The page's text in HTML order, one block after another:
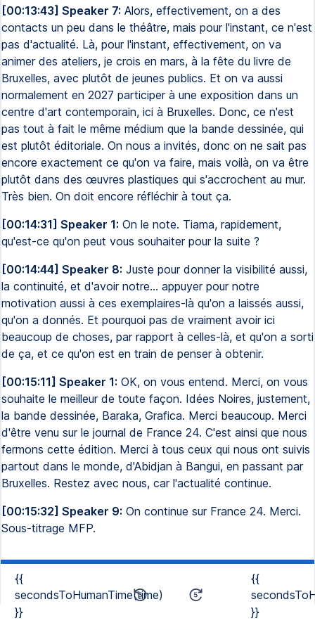
[00:13:43] Speaker 7: Alors, effectivement, on a des
contacts un peu dans le théâtre, mais pour l'instant, ce n'est
pas d'actualité. Là, pour l'instant, effectivement, on va
animer des ateliers, je crois en mars, à la fête du livre de
Bruxelles, avec plutôt de jeunes publics. Et on va aussi
normalement en 2027 participer à une exposition dans un
centre d'art contemporain, ici à Bruxelles. Donc, ce n'est
pas tout à fait le même médium que la bande dessinée, qui
est plutôt éditoriale. On nous a invités, donc on ne sait pas
encore exactement ce qu'on va faire, mais voilà, on va être
plutôt dans des œuvres plastiques qui s'accrochent au mur.
Très bien. On doit encore réfléchir à tout ça.
[00:14:31] Speaker 1: On le note. Tiama, rapidement,
qu'est-ce qu'on peut vous souhaiter pour la suite ?
[00:14:44] Speaker 8: Juste pour donner la visibilité aussi,
la continuité, et d'avoir notre... appuyer pour notre
motivation aussi à ces exemplaires-là qu'on a laissés aussi,
qu'on a donnés. Et pourquoi pas de vraiment avoir ici
beaucoup de choses, par rapport à celles-là, et qu'on a sorti
de ça, et ce qu'on est en train de penser à obtenir.
[00:15:11] Speaker 1: OK, on vous entend. Merci, on vous
souhaite le meilleur de toute façon. Idées Noires, justement,
la bande dessinée, Baraka, Grafica. Merci beaucoup. Merci
d'être venu sur le journal de France 24. C'est ainsi que nous
fermons cette édition. Merci à tous ceux qui nous ont suivis
partout dans le monde, d'Abidjan à Bangui, en passant par
Bruxelles. Restez avec nous, car l'actualité continue.
[00:15:32] Speaker 9: On continue sur France 24. Merci.
Sous-titrage MFP.
{{
secondsToHumanTime(time)
}}
{{
}}